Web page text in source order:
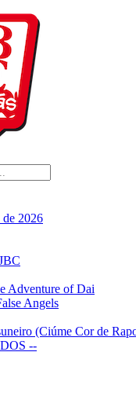
2026
Adventure of Dai
Angels
(Ciúme Cor de
--